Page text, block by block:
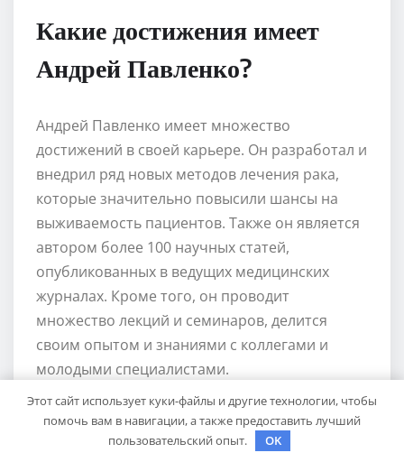
Какие достижения имеет
Андрей Павленко?
Андрей Павленко имеет множество
достижений в своей карьере. Он разработал и
внедрил ряд новых методов лечения рака,
которые значительно повысили шансы на
выживаемость пациентов. Также он является
автором более 100 научных статей,
опубликованных в ведущих медицинских
журналах. Кроме того, он проводит
множество лекций и семинаров, делится
своим опытом и знаниями с коллегами и
молодыми специалистами.
Какое образование имеет
Этот сайт использует куки-файлы и другие технологии, чтобы
помочь вам в навигации, а также предоставить лучший
пользовательский опыт.
OK